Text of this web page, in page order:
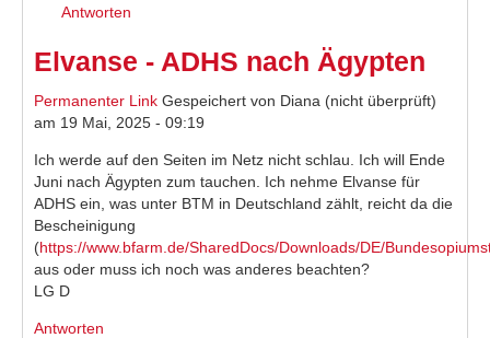
Antworten
Elvanse - ADHS nach Ägypten
Permanenter Link Gespeichert von Diana (nicht überprüft)
am 19 Mai, 2025 - 09:19
Ich werde auf den Seiten im Netz nicht schlau. Ich will Ende
Juni nach Ägypten zum tauchen. Ich nehme Elvanse für
ADHS ein, was unter BTM in Deutschland zählt, reicht da die
Bescheinigung
(https://www.bfarm.de/SharedDocs/Downloads/DE/
aus oder muss ich noch was anderes beachten?
LG D
Antworten